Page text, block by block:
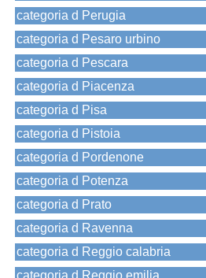
categoria d Perugia
categoria d Pesaro urbino
categoria d Pescara
categoria d Piacenza
categoria d Pisa
categoria d Pistoia
categoria d Pordenone
categoria d Potenza
categoria d Prato
categoria d Ravenna
categoria d Reggio calabria
categoria d Reggio emilia